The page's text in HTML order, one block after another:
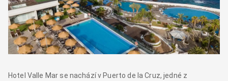
Hotel Valle Mar se nachází v Puerto de la Cruz, jedné z